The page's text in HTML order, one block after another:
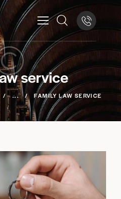
service
... FAMILY LAW SERVICE